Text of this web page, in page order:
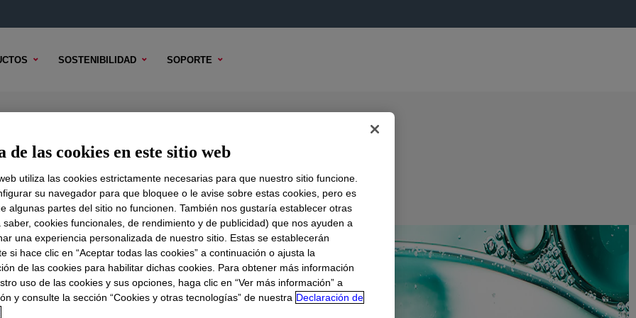
SOSTENIBILIDAD SOPORTE
TÉCNICO OPCIONES DE MUESTRA OPCIONES DE COMPRA
de las cookies en este sitio web
utiliza las cookies estrictamente necesarias para que nuestro sitio funcione.
su navegador para que bloquee o le avise sobre estas cookies, pero es
algunas partes del sitio no funcionen. También nos gustaría establecer otras
saber, cookies funcionales, de rendimiento y de publicidad) que nos ayuden a
una experiencia personalizada de nuestro sitio. Estas se establecerán
si hace clic en “Aceptar todas las cookies” a continuación o ajusta la
de las cookies para habilitar dichas cookies. Para obtener más información
uso de las cookies y sus opciones, haga clic en “Ver más información” a
y consulte la sección “Cookies y otras tecnologías” de nuestra Declaración de